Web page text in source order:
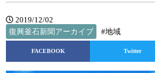
2019/12/02
復興釜石新聞アーカイブ
#地域
FACEBOOK Twitter